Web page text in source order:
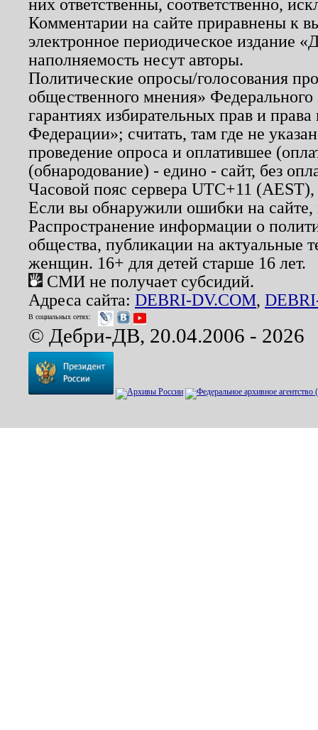
них ответственны, соответственно,
Комментарии на сайте приравнены к
электронное периодическое издание
наполняемость несут авторы.
Политические опросы/голосования
общественного мнения»
гарантиях избирательных прав и
Федерации»; считать, там где не
проведение опроса и оплатившее
(обнародование) - едино - сайт, без
Часовой пояс сервера UTC+11
Если вы обнаружили ошибки на
Распространение информации о
общества, публикации на актуальные
женщин. 16+ для детей старше 16 лет.
СМИ не получает субсидий.
Адреса сайта: DEBRI-DV.COM,
В социальных сетях:
© Дебри-ДВ, 20.04.2006 - 2026